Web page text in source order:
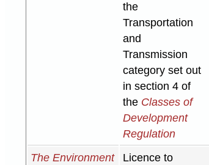
the
Transportation
and
Transmission
category set out
in section 4 of
the Classes of
Development
Regulation
The Environment
Licence to